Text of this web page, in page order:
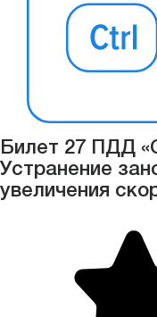
Билет 27 ПДД
Устранение
увеличения